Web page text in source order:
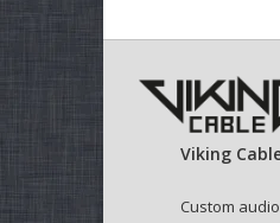
Viking
Custom